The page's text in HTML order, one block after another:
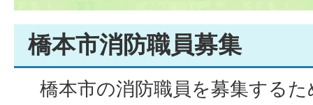
橋本市消防職員募集
橋本市の消防職員を募集するた